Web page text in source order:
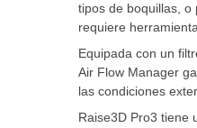
tipos de boquillas, o
requiere
Equipada con un
Air Flow Manager
las condiciones
Raise3D Pro3 tiene